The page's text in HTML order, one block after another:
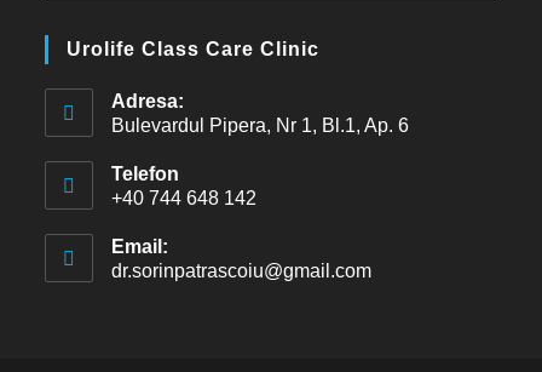
Urolife Class Care Clinic
Adresa:
Bulevardul Pipera, Nr 1, Bl.1, Ap. 6
Telefon
+40 744 648 142
Email:
dr.sorinpatrascoiu@gmail.com